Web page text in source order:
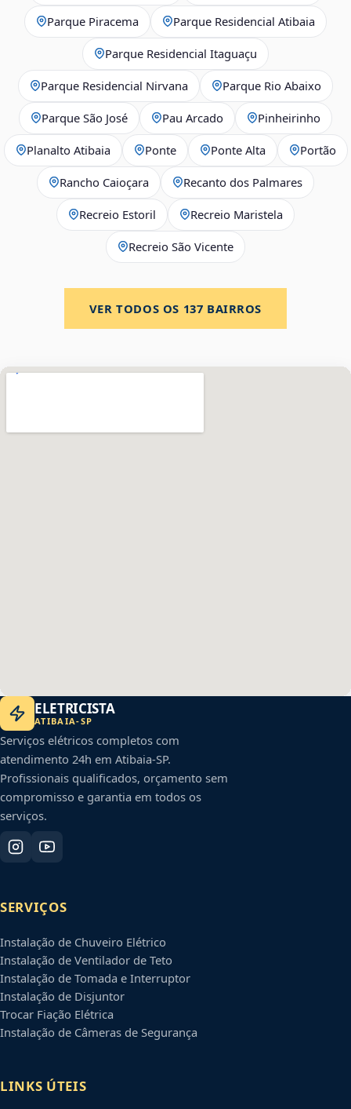
Parque Piracema Parque Residencial Atibaia
Parque Residencial Itaguaçu
Parque Residencial Nirvana Parque Rio Abaixo
Parque São José Pau Arcado Pinheirinho
Planalto Atibaia Ponte Ponte Alta Portão
Rancho Caioçara Recanto dos Palmares
Recreio Estoril Recreio Maristela
Recreio São Vicente
VER TODOS OS 137 BAIRROS
ELETRICISTA
ATIBAIA-SP
Serviços elétricos completos com
atendimento 24h em Atibaia-SP.
Profissionais qualificados, orçamento sem
compromisso e garantia em todos os
serviços.
SERVIÇOS
Instalação de Chuveiro Elétrico
Instalação de Ventilador de Teto
Instalação de Tomada e Interruptor
Instalação de Disjuntor
Trocar Fiação Elétrica
Instalação de Câmeras de Segurança
LINKS ÚTEIS